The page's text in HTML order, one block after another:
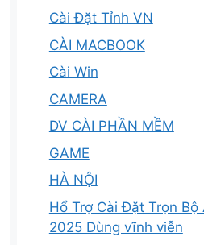
Cài Đặt Tỉnh VN
CÀI MACBOOK
Cài Win
CAMERA
DV CÀI PHẦN MỀM
GAME
HÀ NỘI
Hổ Trợ Cài Đặt Trọn
2025 Dùng vĩnh viễn